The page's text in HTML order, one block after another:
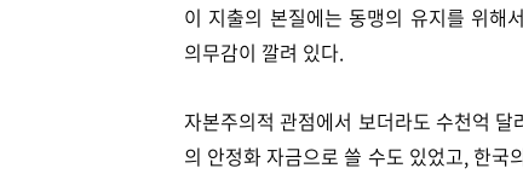
이 지출의 본질에는 동맹의 유지를 위해
의무감이 깔려 있다.
자본주의적 관점에서 보더라도 수천억
의 안정화 자금으로 쓸 수도 있었고, 한국